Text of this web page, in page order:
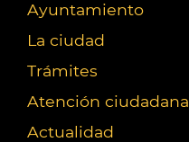
Ayuntamiento
La ciudad
Trámites
Atención ciudadana
Actualidad